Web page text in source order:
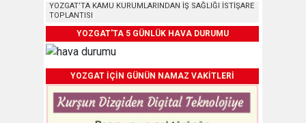
YOZGAT’TA KAMU KURUMLARINDAN İŞ SAĞLIĞI İSTİŞARE
TOPLANTISI
YOZGAT'TA 5 GÜNLÜK HAVA DURUMU
YOZGAT İÇİN GÜNÜN NAMAZ VAKİTLERİ